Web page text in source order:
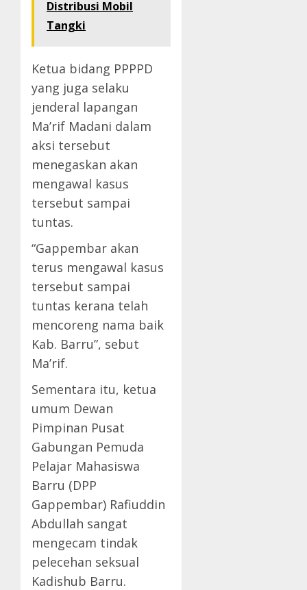
Distribusi Mobil
Tangki
Ketua bidang PPPPD
yang juga selaku
jenderal lapangan
Ma’rif Madani dalam
aksi tersebut
menegaskan akan
mengawal kasus
tersebut sampai
tuntas.
“Gappembar akan
terus mengawal kasus
tersebut sampai
tuntas kerana telah
mencoreng nama baik
Kab. Barru”, sebut
Ma’rif.
Sementara itu, ketua
umum Dewan
Pimpinan Pusat
Gabungan Pemuda
Pelajar Mahasiswa
Barru (DPP
Gappembar) Rafiuddin
Abdullah sangat
mengecam tindak
pelecehan seksual
Kadishub Barru.